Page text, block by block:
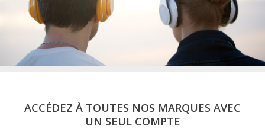
ACCÉDEZ À TOUTES NOS MARQUES AVEC
UN SEUL COMPTE